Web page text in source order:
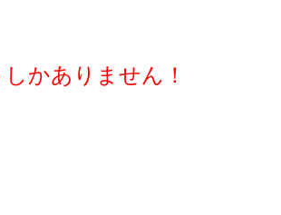
かありません！